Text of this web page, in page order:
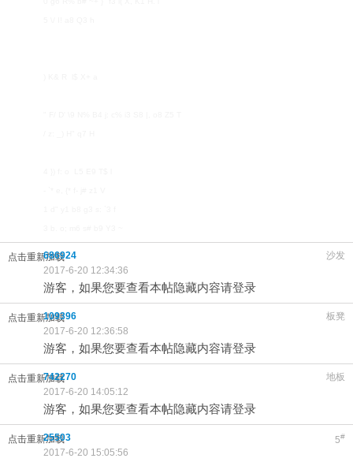
点击重新加载 沙发
686924
2017-6-20 12:34:36
游客，如果您要查看本帖隐藏内容请登录
点击重新加载 板凳
109396
2017-6-20 12:36:58
游客，如果您要查看本帖隐藏内容请登录
点击重新加载 地板
742270
2017-6-20 14:05:12
游客，如果您要查看本帖隐藏内容请登录
点击重新加载 5#
25503
2017-6-20 15:05:56